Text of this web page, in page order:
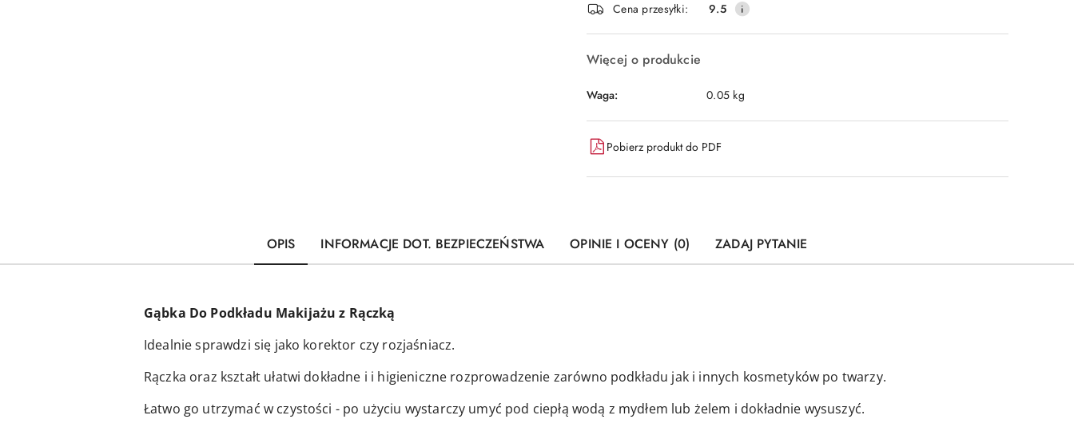
dostawa
Cena przesyłki:
9.5
Więcej o produkcie
Waga: 0.05 kg
Pobierz produkt do PDF
OPIS INFORMACJE DOT. BEZPIECZEŃSTWA OPINIE I OCENY (0) ZADAJ PYTANIE
Gąbka Do Podkładu Makijażu z Rączką
Idealnie sprawdzi się jako korektor czy rozjaśniacz.
Rączka oraz kształt ułatwi dokładne i i higieniczne rozprowadzenie zarówno podkładu jak i innych kosmetyków po twarzy.
Łatwo go utrzymać w czystości - po użyciu wystarczy umyć pod ciepłą wodą z mydłem lub żelem i dokładnie wysuszyć.